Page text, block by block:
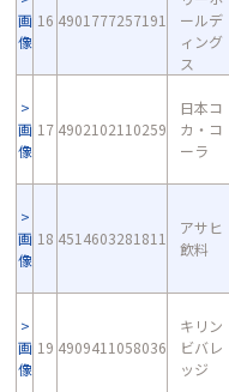
画
像
16 4901777257191
ールデ
ィング
ス
画
像
17 4902102110259
日本コ
カ・コ
ーラ
画
像
18 4514603281811
アサヒ
飲料
画
像
19 4909411058036
キリン
ビバレ
ッジ